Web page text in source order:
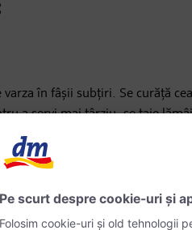
în fâșii subțiri. Se curăță
a servi mai târziu, se taie
câteva minute până se
adăugați varza albă și
de minute, până când este